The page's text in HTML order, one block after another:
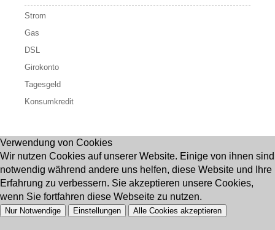
Strom
Gas
DSL
Girokonto
Tagesgeld
Konsumkredit
Verwendung von Cookies
Wir nutzen Cookies auf unserer Website. Einige von ihnen sind
notwendig während andere uns helfen, diese Website und Ihre
Erfahrung zu verbessern. Sie akzeptieren unsere Cookies,
wenn Sie fortfahren diese Webseite zu nutzen.
Nur Notwendige Einstellungen Alle Cookies akzeptieren